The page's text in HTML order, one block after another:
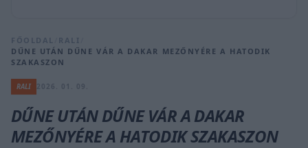
FŐOLDAL RALI
DŰNE UTÁN DŰNE VÁR A DAKAR MEZŐNYÉRE A HATODIK
SZAKASZON
RALI
DŰNE UTÁN DŰNE VÁR A DAKAR
MEZŐNYÉRE A HATODIK SZAKASZON